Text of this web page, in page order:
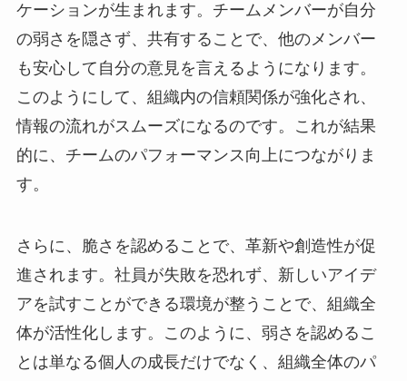
ケーションが生まれます。チームメンバーが自分
の弱さを隠さず、共有することで、他のメンバー
も安心して自分の意見を言えるようになります。
このようにして、組織内の信頼関係が強化され、
情報の流れがスムーズになるのです。これが結果
的に、チームのパフォーマンス向上につながりま
す。
さらに、脆さを認めることで、革新や創造性が促
進されます。社員が失敗を恐れず、新しいアイデ
アを試すことができる環境が整うことで、組織全
体が活性化します。このように、弱さを認めるこ
とは単なる個人の成長だけでなく、組織全体のパ